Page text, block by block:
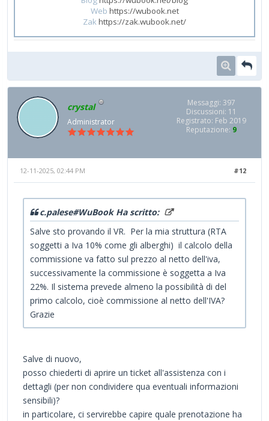
Web https://wubook.net
Zakhttps://zak.wubook.net/
crystal
Administrator
Messaggi: 397
Discussioni: 11
Registrato: Feb 2019
Reputazione: 9
#12
12-11-2025, 02:44 PM
c.palese#WuBook Ha scritto:
Salve sto provando il VR. Per la mia struttura (RTA
soggetti a Iva 10% come gli alberghi) il calcolo della
commissione va fatto sul prezzo al netto dell'iva,
successivamente la commissione è soggetta a Iva
22%. Il sistema prevede almeno la possibilità di del
primo calcolo, cioè commissione al netto dell'IVA?
Grazie
Salve di nuovo,
posso chiederti di aprire un ticket all'assistenza con i
dettagli (per non condividere qua eventuali informazioni
sensibili)?
in particolare, ci servirebbe capire quale prenotazione ha